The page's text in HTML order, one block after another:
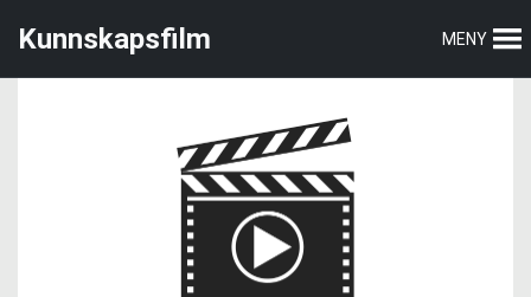
til
til
Kunnskapsfilm MENY